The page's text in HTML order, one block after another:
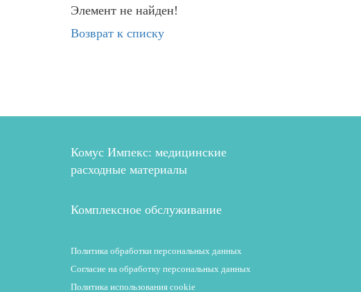
Элемент не найден!
Возврат к списку
Комус Импекс: медицинские
расходные материалы
Комплексное обслуживание
Политика обработки персональных данных
Согласие на обработку персональных данных
Политика использования cookie